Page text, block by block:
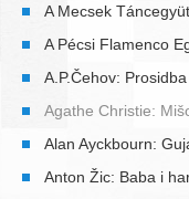
A Mecsek
A Pécsi Flamenco
A.P.Čehov:
Agathe Christie:
Alan Ayckbourn:
Anton Žic: Baba i